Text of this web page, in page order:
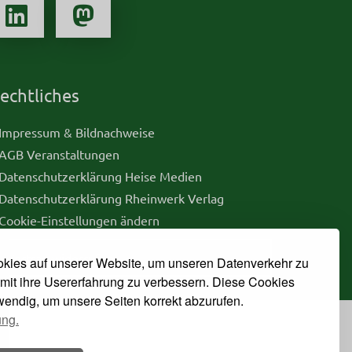
auf unserer Website, um unseren Datenverkehr zu
ihre Usererfahrung zu verbessern. Diese Cookies
um unsere Seiten korrekt abzurufen.
& Bildnachweise
Veranstaltungen
Heise Medien
Rheinwerk Verlag
Einstellungen ändern
Vertrag widerrufen